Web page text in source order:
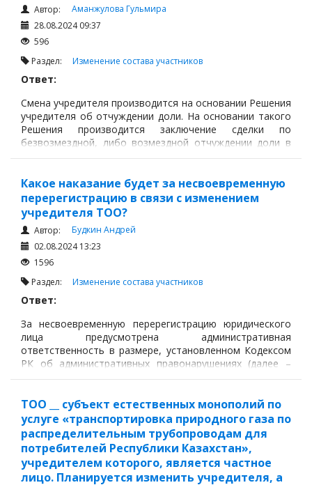
Трудовые отношения
Корпоративные отношения
Договоры
Интернет и право
Возмещение ущерба
Проверка государственных органов
Взыскание долга
Государственные закупки
Предварительный квалификационный отбор «Самрук-
Қазына» (ПКО)
Некоммерческие организации
Лицензирование (разрешения и уведомления)
Исполнительное производство
Судопроизводство
Ответы государственных органов
Автор:
Аманжулова Гульмира
28.08.2024 09:37
596
Раздел: Изменение состава участников
Ответ:
Смена учредителя производится на основании Решения
учредителя об отчуждении доли. На основании такого
Решения производится заключение сделки по
безвозмездной, либо возмездной отчуждении доли в
учредительном капитале. Данная сделка оформляется
Какое наказание будет за несвоевременную
перерегистрацию в связи с изменением
учредителя ТОО?
Автор:
Будкин Андрей
02.08.2024 13:23
1596
Раздел: Изменение состава участников
Ответ:
За несвоевременную перерегистрацию юридического
лица предусмотрена административная
ответственность в размере, установленном Кодексом
РК об административных правонарушениях (далее –
КоАП РК).
ТОО __ субъект естественных монополий по
услуге «транспортировка природного газа по
распределительным трубопроводам для
потребителей Республики Казахстан»,
учредителем которого, является частное
лицо. Планируется изменить учредителя, а